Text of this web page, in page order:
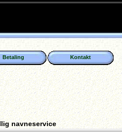
Betaling Kontakt
navneservice